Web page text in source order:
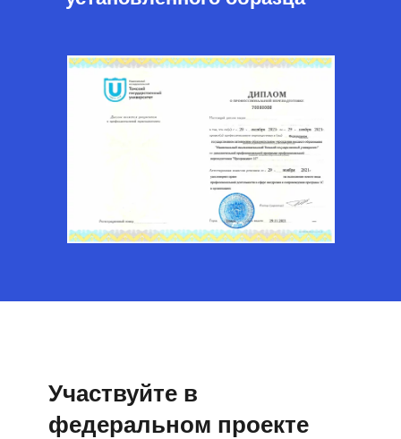
Участвуйте в
фе деральном проекте